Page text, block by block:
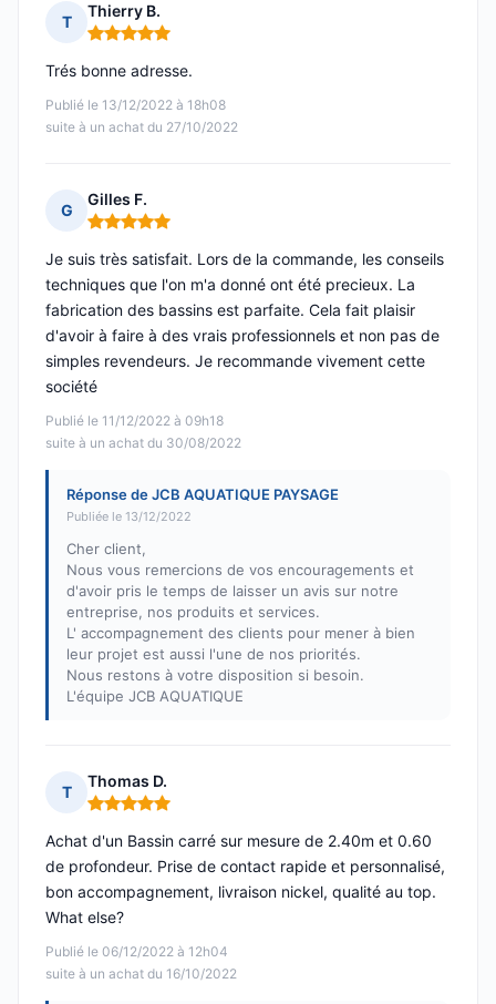
T
Thierry B.
Note : 5 sur 5
Publié le 13/12/2022 à 18h08
suite à un achat du 27/10/2022
Trés bonne adresse.
G
Gilles F.
Note : 5 sur 5
Publié le 11/12/2022 à 09h18
suite à un achat du 30/08/2022
Je suis très satisfait. Lors de la commande, les conseils
techniques que l'on m'a donné ont été precieux. La
fabrication des bassins est parfaite. Cela fait plaisir
d'avoir à faire à des vrais professionnels et non pas de
simples revendeurs. Je recommande vivement cette
société
Réponse de JCB AQUATIQUE PAYSAGE
Publiée le 13/12/2022
Cher client,
Nous vous remercions de vos encouragements et
d'avoir pris le temps de laisser un avis sur notre
entreprise, nos produits et services.
L' accompagnement des clients pour mener à bien
leur projet est aussi l'une de nos priorités.
Nous restons à votre disposition si besoin.
L'équipe JCB AQUATIQUE
T
Thomas D.
Note : 5 sur 5
Publié le 06/12/2022 à 12h04
suite à un achat du 16/10/2022
Achat d'un Bassin carré sur mesure de 2.40m et 0.60
de profondeur. Prise de contact rapide et personnalisé,
bon accompagnement, livraison nickel, qualité au top.
What else?